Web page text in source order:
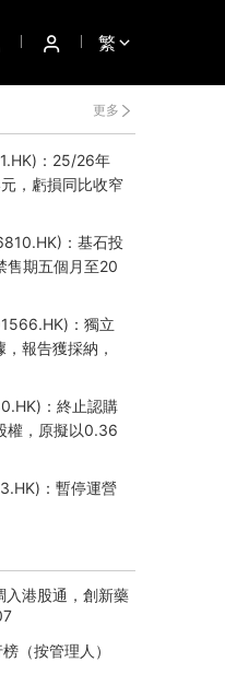
繁
更多
：25/26年
，虧損同比收窄
：基石投
售期五個月至20
：獨立
報告獲採納，
：終止認購
權，原擬以0.36
：暫停運營
：新疆哈巴
金屬量由13.20噸
與天合算力訂
大模型與Toke
入港股通，創新藥
（按管理人）